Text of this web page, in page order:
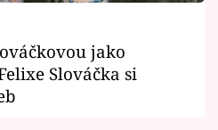
jako
Slováčka si